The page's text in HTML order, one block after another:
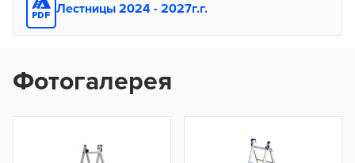
Лестницы 2024 - 2027г.г.
Фотогалерея